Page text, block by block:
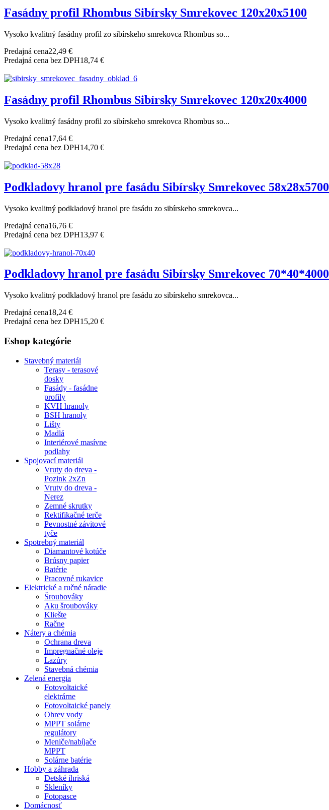
Fasádny profil Rhombus Sibírsky Smrekovec 120x20x5100
Vysoko kvalitný fasádny profil zo sibírskeho smrekovca Rhombus so...
Predajná cena22,49 €
Predajná cena bez DPH18,74 €
Fasádny profil Rhombus Sibírsky Smrekovec 120x20x4000
Vysoko kvalitný fasádny profil zo sibírskeho smrekovca Rhombus so...
Predajná cena17,64 €
Predajná cena bez DPH14,70 €
Podkladovy hranol pre fasádu Sibírsky Smrekovec 58x28x5700
Vysoko kvalitný podkladový hranol pre fasádu zo sibírskeho smrekovca...
Predajná cena16,76 €
Predajná cena bez DPH13,97 €
Podkladovy hranol pre fasádu Sibírsky Smrekovec 70*40*4000
Vysoko kvalitný podkladový hranol pre fasádu zo sibírskeho smrekovca...
Predajná cena18,24 €
Predajná cena bez DPH15,20 €
Eshop kategórie
Stavebný materiál
Terasy - terasové
dosky
Fasády - fasádne
profily
KVH hranoly
BSH hranoly
Lišty
Madlá
Interiérové masívne
podlahy
Spojovací materiál
Vruty do dreva -
Pozink 2xZn
Vruty do dreva -
Nerez
Zemné skrutky
Rektifikačné terče
Pevnostné závitové
tyče
Spotrebný materiál
Diamantové kotúče
Brúsny papier
Batérie
Pracovné rukavice
Elektrické a ručné náradie
Šroubováky
Aku šroubováky
Kliešte
Račne
Nátery a chémia
Ochrana dreva
Impregnačné oleje
Lazúry
Stavebná chémia
Zelená energia
Fotovoltaické
elektrárne
Fotovoltaické panely
Ohrev vody
MPPT solárne
regulátory
Meniče/nabíjače
MPPT
Solárne batérie
Hobby a záhrada
Detské ihriská
Skleníky
Fotopasce
Domácnosť